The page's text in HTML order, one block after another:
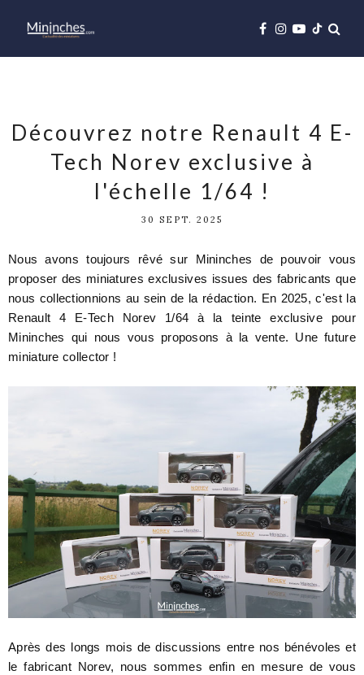
Découvrez notre Renault 4 E-
Tech Norev exclusive à
l'échelle 1/64 !
30 SEPT. 2025
Nous avons toujours rêvé sur Mininches de pouvoir vous
proposer des miniatures exclusives issues des fabricants que
nous collectionnions au sein de la rédaction. En 2025, c'est la
Renault 4 E-Tech Norev 1/64 à la teinte exclusive pour
Mininches qui nous vous proposons à la vente. Une future
miniature collector !
Après des longs mois de discussions entre nos bénévoles et
le fabricant Norev, nous sommes enfin en mesure de vous